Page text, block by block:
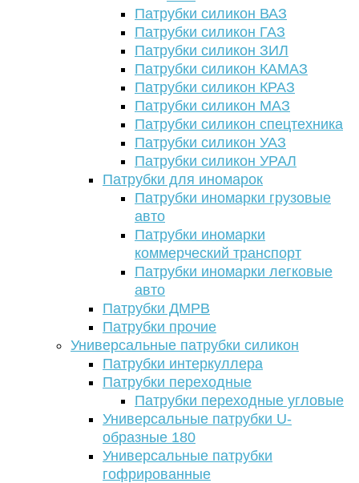
Патрубки силикон ВАЗ
Патрубки силикон ГАЗ
Патрубки силикон ЗИЛ
Патрубки силикон КАМАЗ
Патрубки силикон КРАЗ
Патрубки силикон МАЗ
Патрубки силикон спецтехника
Патрубки силикон УАЗ
Патрубки силикон УРАЛ
Патрубки для иномарок
Патрубки иномарки грузовые
авто
Патрубки иномарки
коммерческий транспорт
Патрубки иномарки легковые
авто
Патрубки ДМРВ
Патрубки прочие
Универсальные патрубки силикон
Патрубки интеркуллера
Патрубки переходные
Патрубки переходные угловые
Универсальные патрубки U-
образные 180
Универсальные патрубки
гофрированные